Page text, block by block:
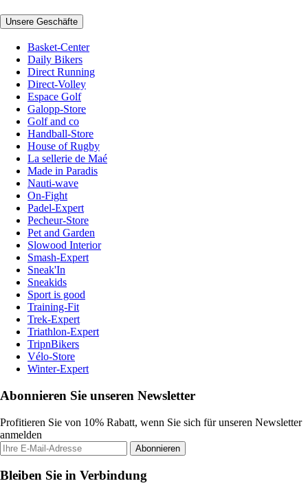
Unsere Geschäfte
Basket-Center
Daily Bikers
Direct Running
Direct-Volley
Espace Golf
Galopp-Store
Golf and co
Handball-Store
House of Rugby
La sellerie de Maé
Made in Paradis
Nauti-wave
On-Fight
Padel-Expert
Pecheur-Store
Pet and Garden
Slowood Interior
Smash-Expert
Sneak'In
Sneakids
Sport is good
Training-Fit
Trek-Expert
Triathlon-Expert
TripnBikers
Vélo-Store
Winter-Expert
Abonnieren Sie unseren Newsletter
Profitieren Sie von 10% Rabatt, wenn Sie sich für unseren Newsletter
anmelden
Abonnieren
Bleiben Sie in Verbindung